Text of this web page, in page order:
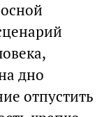
дно
отпустить